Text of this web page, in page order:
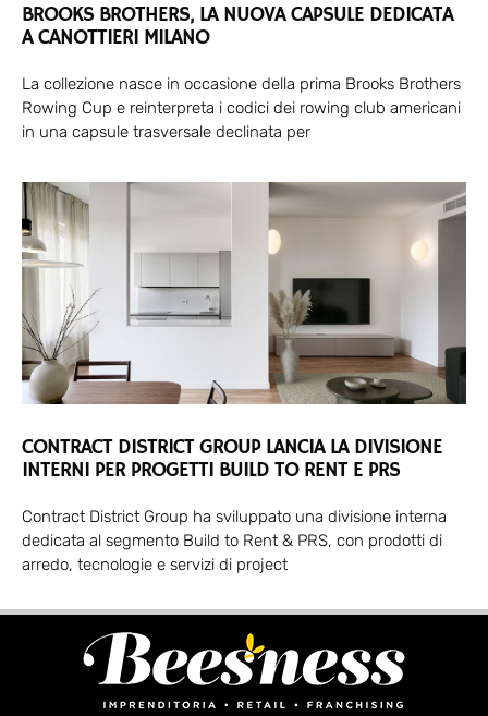
BROOKS BROTHERS, LA NUOVA CAPSULE DEDICATA
A CANOTTIERI MILANO
La collezione nasce in occasione della prima Brooks Brothers
Rowing Cup e reinterpreta i codici dei rowing club americani
in una capsule trasversale declinata per
CONTRACT DISTRICT GROUP LANCIA LA DIVISIONE
INTERNI PER PROGETTI BUILD TO RENT E PRS
Contract District Group ha sviluppato una divisione interna
dedicata al segmento Build to Rent & PRS, con prodotti di
arredo, tecnologie e servizi di project